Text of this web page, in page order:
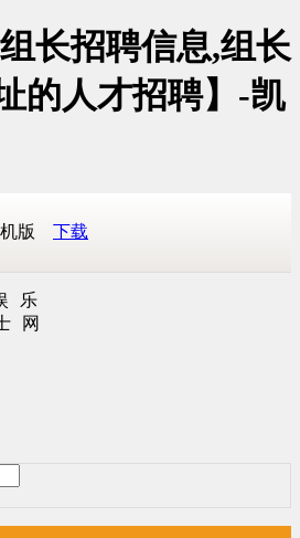
组长招聘信息,组长
的人才招聘】-凯
版 下载
乐
网